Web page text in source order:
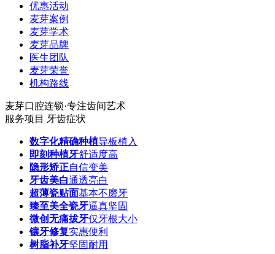
优惠活动
麦芽案例
麦芽学术
麦芽品牌
医生团队
麦芽荣誉
机构路线
麦芽口腔连锁·专注齿间艺术
服务项目 牙齿症状
数字化精确种植导板植入
即刻种植牙舒适度高
隐形矫正自信变美
牙齿美白通透亮白
超薄瓷贴面基本不磨牙
臻至美全瓷牙逼真坚固
微创无痛拔牙仅牙根大小
镶牙修复实惠便利
树脂补牙坚固耐用